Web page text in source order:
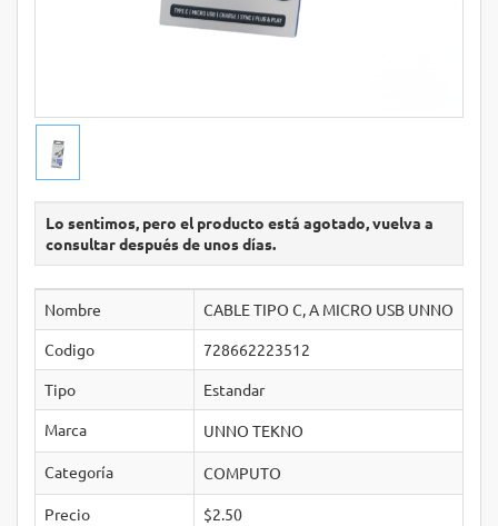
Lo sentimos, pero el producto está agotado, vuelva a
consultar después de unos días.
Nombre
CABLE TIPO C, A MICRO USB UNNO
Codigo
728662223512
Tipo
Estandar
Marca
UNNO TEKNO
Categoría COMPUTO
Precio
$2.50